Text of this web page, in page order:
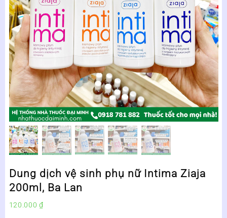
Dung dịch vệ sinh phụ nữ Intima Ziaja
200ml, Ba Lan
120.000₫